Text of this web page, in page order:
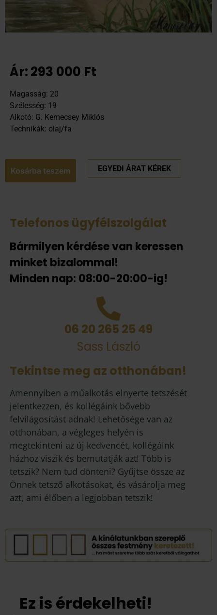
Ár:293 000 Ft
Magasság: 20
Szélesség: 19
Alkotó: G. Kemecsey Miklós
Technikák: olaj/fa
Kosárba teszem EGYEDI ÁRAT KÉREK
Telefonos ügyfélszolgálat
Bármilyen kérdése van keressen
minket bizalommal!
Minden nap: 08:00-20:00-ig!
06 20 265 25 49
Sass László
Tekintse meg az otthonában!
Amennyiben a műalkotás elnyerte tetszését
jelentkezzen, és kollégáink bővebb
felvilágosítást adnak! Lehetősége van az
otthonában, a végleges helyén is
megtekinteni az új kedvencét, kollégáink
házhoz viszik és bemutatják azt! Több is
tetszik? Nem tud dönteni? Gyűjtse össze az
Önnek tetsző alkotásokat, és vásárolja meg
azt, ami élőben a legjobban tetszik!
Ez is érdekelheti!